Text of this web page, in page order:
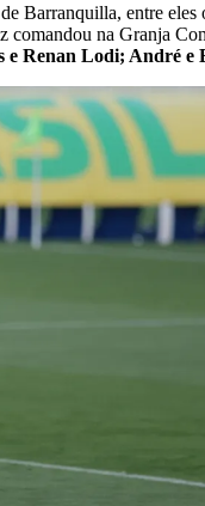
Barranquilla, entre
na Granja
e Renan Lodi; André